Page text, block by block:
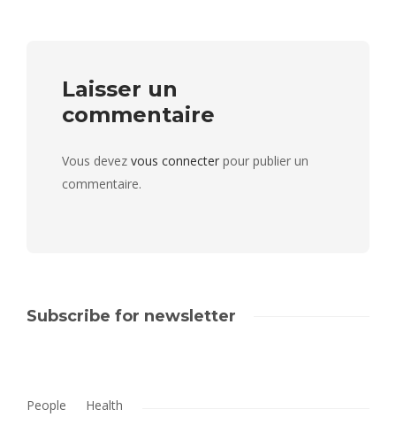
Laisser un
commentaire
Vous devez vous connecter pour publier un
commentaire.
Subscribe for newsletter
People Health